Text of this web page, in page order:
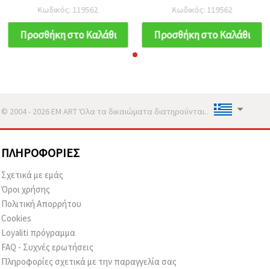
mm, οπή 2,5 mm, 50 g
(~105 τμχ)
Κωδικός: 119562
Προσθήκη στο Καλάθι
mm, οπή 2,5 mm, 50 g
(~105 τμχ)
Κωδικός: 119562
Προσθήκη στο Καλάθι
© 2004 - 2026 EM ART Όλα τα δικαιώματα διατηρούνται..
ΠΛΗΡΟΦΟΡΊΕΣ
Σχετικά με εμάς
Όροι χρήσης
Πολιτική Απορρήτου
Cookies
Loyaliti πρόγραμμα
FAQ - Συχνές ερωτήσεις
Πληροφορίες σχετικά με την παραγγελία σας